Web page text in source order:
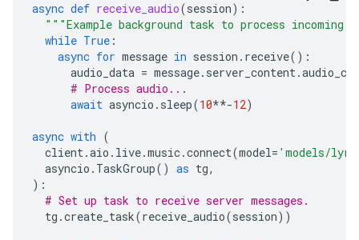
async def receive_audio(session):
"""Example background task to process incoming
while True :
async for message in session . receive():
audio_data = message. server_content.
# Process audio...
await asyncio . sleep(10**-12)
async with (
client.aio . live.music.connect(model= 'models/
asyncio . TaskGroup() as tg,
):
# Set up task to receive server messages.
tg .create_task(receive_audio(session))